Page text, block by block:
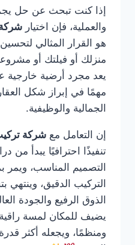
إذا كنت تبحث عن حل
والعملية، فإن اختيار
هو القرار المثالي
منزلك أو فيلتك أو
يعد مجرد أرضية خارجية
مهمًا في إبراز شكل
الجمالية والوظيفية.
إن التعامل مع شركة
تنفيذًا احترافيًا يبدأ من
التصميم المناسب، ويمر
التركيب الدقيق،
الذوق الرفيع والجودة
يضيف للمكان لمسة
ومنظمًا، ويجعله أكثر